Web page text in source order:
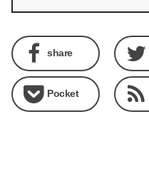
share
Pocket